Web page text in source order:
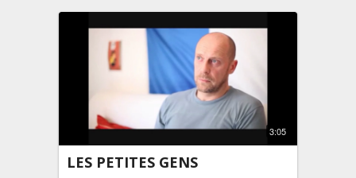
3:05
LES PETITES GENS